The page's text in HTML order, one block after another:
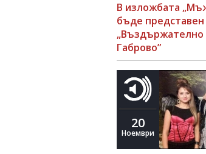
В изложбата
бъде представен
„Въздържателно
Габрово”
20
Ноември